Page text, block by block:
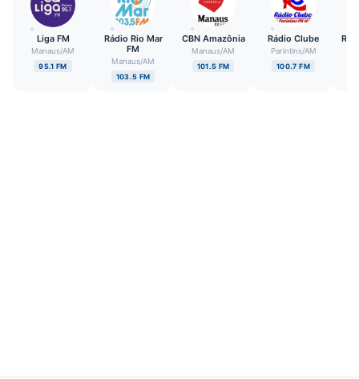
Liga FM
Manaus/AM
95.1 FM
Rádio Rio Mar
FM
Manaus/AM
103.5 FM
CBN Amazônia
Manaus/AM
101.5 FM
Rádio Clube
Parintins/AM
100.7 FM